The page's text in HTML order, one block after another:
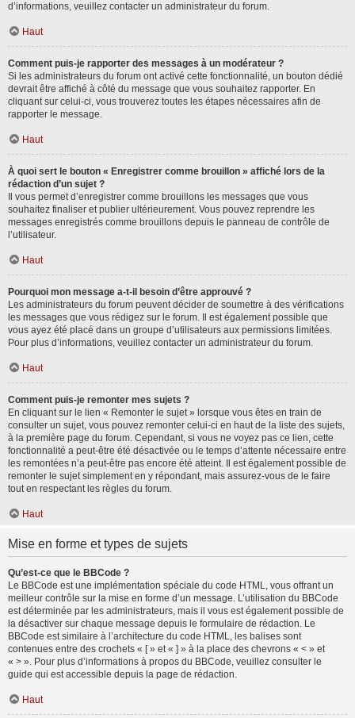
d’informations, veuillez contacter un administrateur du forum.
Haut
Comment puis-je rapporter des messages à un modérateur ?
Si les administrateurs du forum ont activé cette fonctionnalité, un bouton dédié
devrait être affiché à côté du message que vous souhaitez rapporter. En
cliquant sur celui-ci, vous trouverez toutes les étapes nécessaires afin de
rapporter le message.
Haut
À quoi sert le bouton « Enregistrer comme brouillon » affiché lors de la
rédaction d’un sujet ?
Il vous permet d’enregistrer comme brouillons les messages que vous
souhaitez finaliser et publier ultérieurement. Vous pouvez reprendre les
messages enregistrés comme brouillons depuis le panneau de contrôle de
l’utilisateur.
Haut
Pourquoi mon message a-t-il besoin d’être approuvé ?
Les administrateurs du forum peuvent décider de soumettre à des vérifications
les messages que vous rédigez sur le forum. Il est également possible que
vous ayez été placé dans un groupe d’utilisateurs aux permissions limitées.
Pour plus d’informations, veuillez contacter un administrateur du forum.
Haut
Comment puis-je remonter mes sujets ?
En cliquant sur le lien « Remonter le sujet » lorsque vous êtes en train de
consulter un sujet, vous pouvez remonter celui-ci en haut de la liste des sujets,
à la première page du forum. Cependant, si vous ne voyez pas ce lien, cette
fonctionnalité a peut-être été désactivée ou le temps d’attente nécessaire entre
les remontées n’a peut-être pas encore été atteint. Il est également possible de
remonter le sujet simplement en y répondant, mais assurez-vous de le faire
tout en respectant les règles du forum.
Haut
Mise en forme et types de sujets
Qu’est-ce que le BBCode ?
Le BBCode est une implémentation spéciale du code HTML, vous offrant un
meilleur contrôle sur la mise en forme d’un message. L’utilisation du BBCode
est déterminée par les administrateurs, mais il vous est également possible de
la désactiver sur chaque message depuis le formulaire de rédaction. Le
BBCode est similaire à l’architecture du code HTML, les balises sont
contenues entre des crochets « [ » et « ] » à la place des chevrons « < » et
« > ». Pour plus d’informations à propos du BBCode, veuillez consulter le
guide qui est accessible depuis la page de rédaction.
Haut